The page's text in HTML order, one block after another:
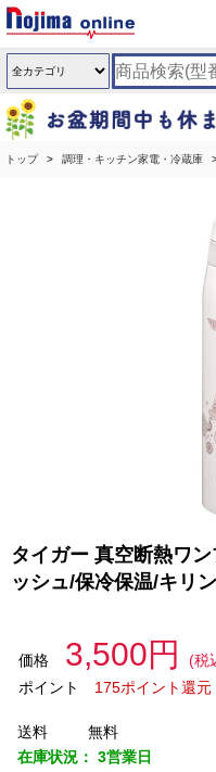
トップ 調理・キッチン家電・冷蔵庫
タイガー 真空断熱ワ
ッシュ/保冷保温/キリ
価格 3,500円
(税
ポイント
175ポイント還元
送料
無料
在庫状況： 3営業日